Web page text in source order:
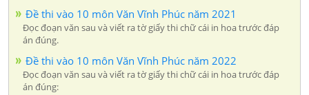
Đề thi vào 10 môn Văn Vĩnh Phúc năm 2021
Đọc đoạn văn sau và viết ra tờ giấy thi chữ cái in hoa trước đáp
án đúng.
Đề thi vào 10 môn Văn Vĩnh Phúc năm 2022
Đọc đoạn văn sau và viết ra tờ giấy thi chữ cái in hoa trước đáp
án đúng: